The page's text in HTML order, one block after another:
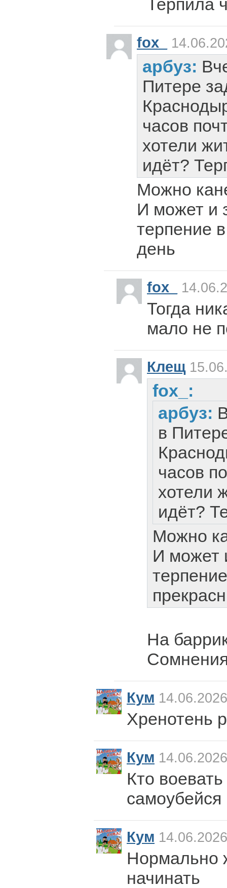
Терпила
fox_
арбуз:
Питере
часов
хотели
идёт?
Можно
И может и
терпение
день
fox_
Тогда
мало не
Клещ
fox_:
арбуз:
в
часов
хотели
идёт?
Можно
И может
На
Кум
Хренотень
Кум
Кто
самоубейся
Кум
Нормально
начинать